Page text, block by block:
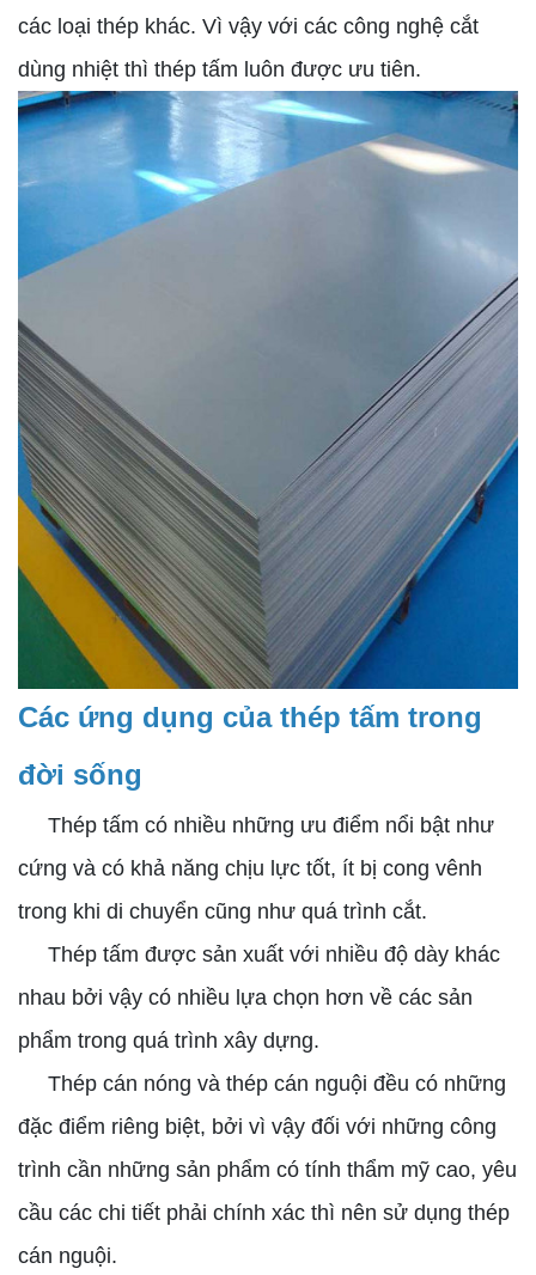
các loại thép khác. Vì vậy với các công nghệ cắt
dùng nhiệt thì thép tấm luôn được ưu tiên.
Các ứng dụng của thép tấm trong
đời sống
Thép tấm có nhiều những ưu điểm nổi bật như
cứng và có khả năng chịu lực tốt, ít bị cong vênh
trong khi di chuyển cũng như quá trình cắt.
Thép tấm được sản xuất với nhiều độ dày khác
nhau bởi vậy có nhiều lựa chọn hơn về các sản
phẩm trong quá trình xây dựng.
Thép cán nóng và thép cán nguội đều có những
đặc điểm riêng biệt, bởi vì vậy đối với những công
trình cần những sản phẩm có tính thẩm mỹ cao, yêu
cầu các chi tiết phải chính xác thì nên sử dụng thép
cán nguội.